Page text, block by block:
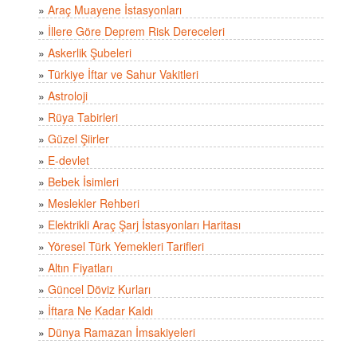
» Araç Muayene İstasyonları
» İllere Göre Deprem Risk Dereceleri
» Askerlik Şubeleri
» Türkiye İftar ve Sahur Vakitleri
» Astroloji
» Rüya Tabirleri
» Güzel Şiirler
» E-devlet
» Bebek İsimleri
» Meslekler Rehberi
» Elektrikli Araç Şarj İstasyonları Haritası
» Yöresel Türk Yemekleri Tarifleri
» Altın Fiyatları
» Güncel Döviz Kurları
» İftara Ne Kadar Kaldı
» Dünya Ramazan İmsakiyeleri